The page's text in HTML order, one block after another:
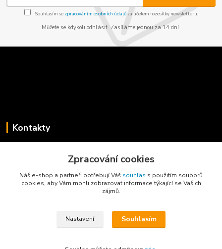
Souhlasím se zpracováním osobních údajůza účelem rozesílky newsletteru.
Můžete se kdykoli odhlásit. Zasíláme jednou za 14 dní.
Kontakty
+420 775 734 715
info@privesyblyss.cz
Zpracování cookies
Náš e-shop a partneři potřebují Váš souhlas s použitím souborů
cookies, aby Vám mohli zobrazovat informace týkající se Vašich
zájmů.
Nastavení Souhlasím